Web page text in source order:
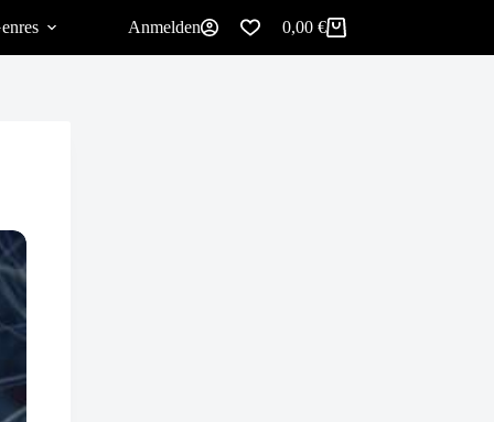
Anmelden Warenkorb
0,00 €